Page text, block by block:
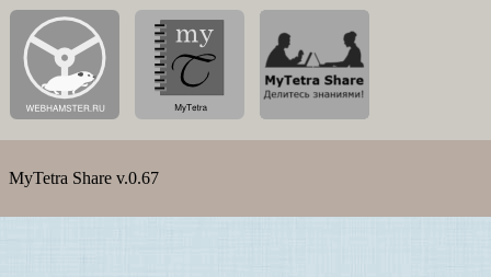
MyTetra Share v.0.67